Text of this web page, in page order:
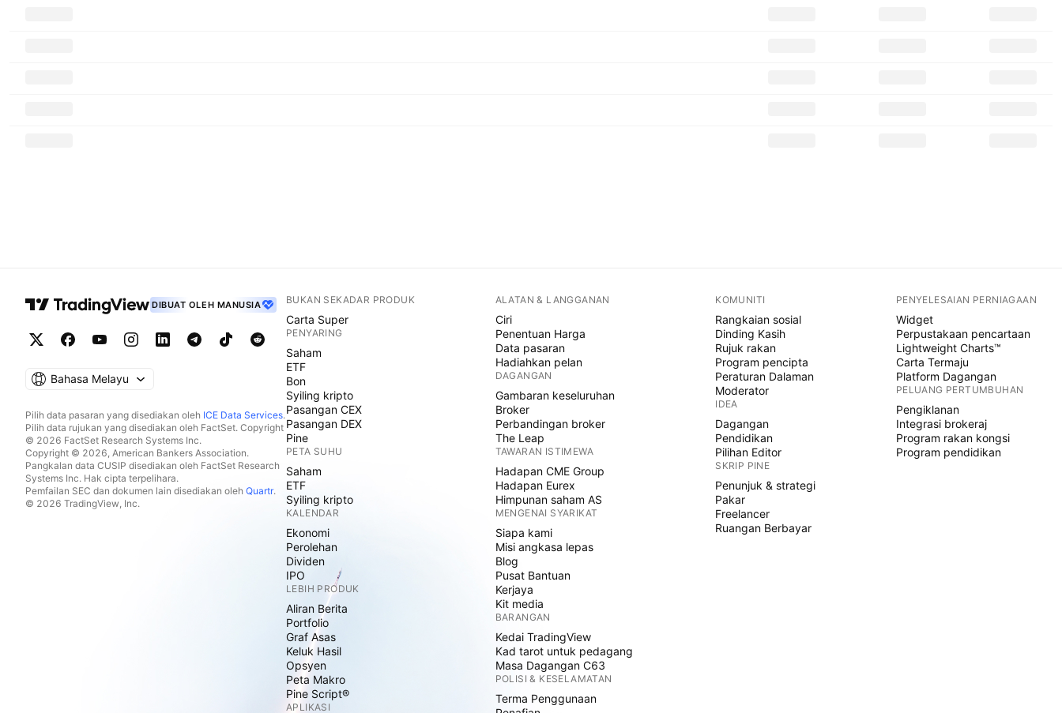
DIBUAT OLEH MANUSIA
Bahasa Melayu
Pilih data pasaran yang disediakan oleh ICE Data Services.
Pilih data rujukan yang disediakan oleh FactSet. Copyright
© 2026 FactSet Research Systems Inc.
Copyright © 2026, American Bankers Association.
Pangkalan data CUSIP disediakan oleh FactSet Research
Systems Inc. Hak cipta terpelihara.
Pemfailan SEC dan dokumen lain disediakan oleh Quartr.
© 2026 TradingView, Inc.
BUKAN SEKADAR PRODUK
Carta Super
PENYARING
Saham
ETF
Bon
Syiling kripto
Pasangan CEX
Pasangan DEX
Pine
PETA SUHU
Saham
ETF
Syiling kripto
KALENDAR
Ekonomi
Perolehan
Dividen
IPO
LEBIH PRODUK
Aliran Berita
Portfolio
Graf Asas
Keluk Hasil
Opsyen
Peta Makro
Pine Script®
APLIKASI
ALATAN & LANGGANAN
Ciri
Penentuan Harga
Data pasaran
Hadiahkan pelan
DAGANGAN
Gambaran keseluruhan
Broker
Perbandingan broker
The Leap
TAWARAN ISTIMEWA
Hadapan CME Group
Hadapan Eurex
Himpunan saham AS
MENGENAI SYARIKAT
Siapa kami
Misi angkasa lepas
Blog
Pusat Bantuan
Kerjaya
Kit media
BARANGAN
Kedai TradingView
Kad tarot untuk pedagang
Masa Dagangan C63
POLISI & KESELAMATAN
Terma Penggunaan
KOMUNITI
Rangkaian sosial
Dinding Kasih
Rujuk rakan
Program pencipta
Peraturan Dalaman
Moderator
IDEA
Dagangan
Pendidikan
Pilihan Editor
SKRIP PINE
Penunjuk & strategi
Pakar
Freelancer
Ruangan Berbayar
PENYELESAIAN PERNIAGAAN
Widget
Perpustakaan pencartaan
Lightweight Charts™
Carta Termaju
Platform Dagangan
PELUANG PERTUMBUHAN
Pengiklanan
Integrasi brokeraj
Program rakan kongsi
Program pendidikan